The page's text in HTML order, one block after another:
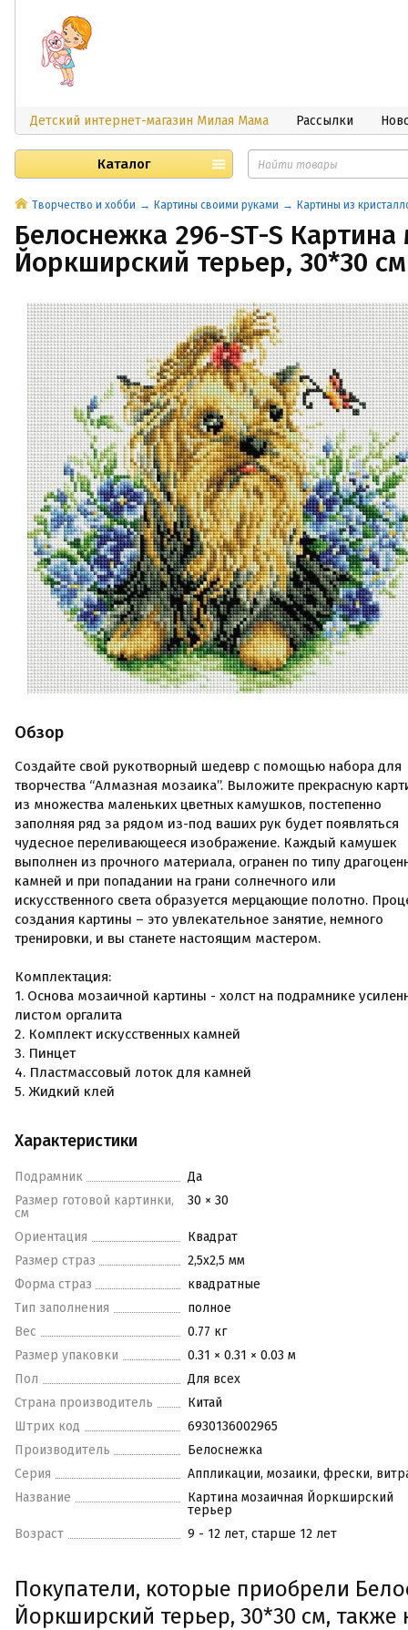
Детский интернет-магазин Милая Мама Рассылки
Каталог
Творчество и хобби Картины своими руками Картины из
Белоснежка 296-ST-S Картина
Йоркширский терьер, 30*30 см
Обзор
Создайте свой рукотворный шедевр с помощью набора для
творчества “Алмазная мозаика”. Выложите прекрасную
из множества маленьких цветных камушков, постепенно
заполняя ряд за рядом из-под ваших рук будет появляться
чудесное переливающееся изображение. Каждый камушек
выполнен из прочного материала, огранен по типу
камней и при попадании на грани солнечного или
искусственного света образуется мерцающие полотно.
создания картины – это увлекательное занятие, немного
тренировки, и вы станете настоящим мастером.
Комплектация:
1. Основа мозаичной картины - холст на подрамнике
листом оргалита
2. Комплект искусственных камней
3. Пинцет
4. Пластмассовый лоток для камней
5. Жидкий клей
Характеристики
Подрамник
Да
Размер готовой картинки,
см
30 × 30
Ориентация
Квадрат
Размер страз
2,5х2,5 мм
Форма страз
квадратные
Тип заполнения
полное
Вес
0.77 кг
Размер упаковки
0.31 × 0.31 × 0.03 м
Пол
Для всех
Страна производитель
Китай
Штрих код
6930136002965
Производитель
Белоснежка
Серия
Аппликации, мозаики, фрески,
Название
Картина мозаичная Йоркширский
терьер
Возраст
9 - 12 лет, старше 12 лет
Покупатели, которые приобрели
Йоркширский терьер, 30*30 см, также